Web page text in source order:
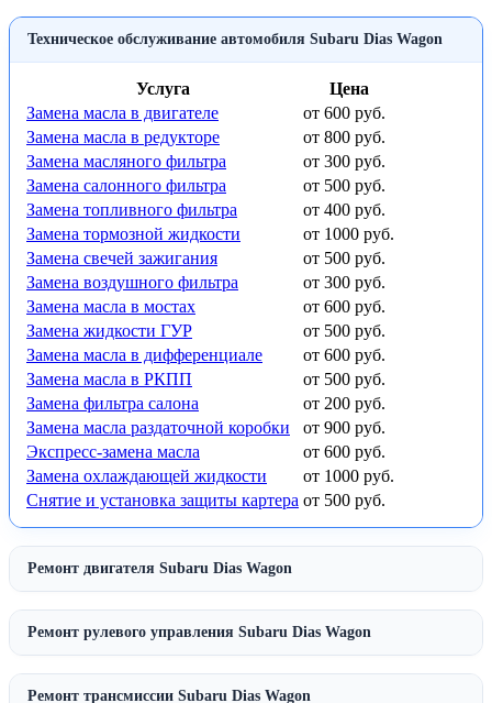
Техническое обслуживание автомобиля Subaru Dias Wagon
Услуга
Цена
Замена масла в двигателе
от 600 руб.
Замена масла в редукторе
от 800 руб.
Замена масляного фильтра
от 300 руб.
Замена салонного фильтра
от 500 руб.
Замена топливного фильтра
от 400 руб.
Замена тормозной жидкости
от 1000 руб.
Замена свечей зажигания
от 500 руб.
Замена воздушного фильтра
от 300 руб.
Замена масла в мостах
от 600 руб.
Замена жидкости ГУР
от 500 руб.
Замена масла в дифференциале
от 600 руб.
Замена масла в РКПП
от 500 руб.
Замена фильтра салона
от 200 руб.
Замена масла раздаточной коробки
от 900 руб.
Экспресс-замена масла
от 600 руб.
Замена охлаждающей жидкости
от 1000 руб.
Снятие и установка защиты картера от 500 руб.
Ремонт двигателя Subaru Dias Wagon
Ремонт рулевого управления Subaru Dias Wagon
Ремонт трансмиссии Subaru Dias Wagon